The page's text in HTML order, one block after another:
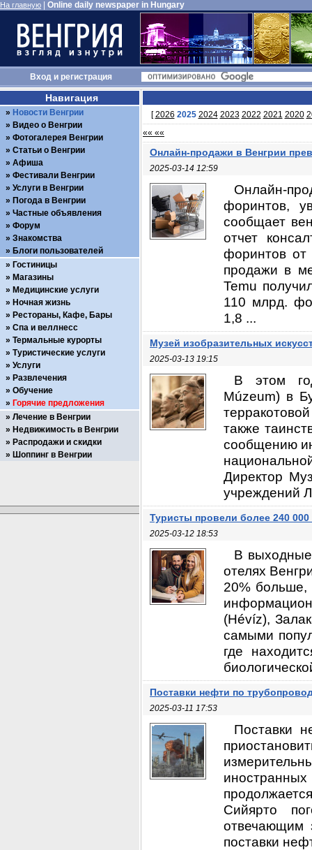
На главную Online daily newspaper in Hungary
Входи регистрация
[2026 2025 2024 2023 2022 2021 2020
«« ««
Онлайн-продажи в Венгрии
2025-03-14 12:59
Онлайн-
форинтов,
сообщает
отчет
форинтов от
продажи в
Temu
110 млрд.
1,8 ...
Музей изобразительных
2025-03-13 19:15
В этом
Múzeum) в
также
сообщению
Директор
учреждений
Туристы провели более 240
2025-03-12 18:53
В
отелях
20% больше,
(Hévíz),
самыми
где
Поставки нефти по
2025-03-11 17:53
Поставки
Сийярто
отвечающим
поставки
Навигация
Новости Венгрии
Видео о Венгрии
Фотогалерея Венгрии
Статьи о Венгрии
Афиша
Фестивали Венгрии
Услуги в Венгрии
Погода в Венгрии
Частные объявления
Форум
Знакомства
Блоги пользователей
Гостиницы
Магазины
Медицинские услуги
Ночная жизнь
Рестораны, Кафе, Бары
Спа и веллнесс
Термальные курорты
Туристические услуги
Услуги
Развлечения
Обучение
Горячие предложения
Лечение в Венгрии
Недвижимость в Венгрии
Распродажи и скидки
Шоппинг в Венгрии